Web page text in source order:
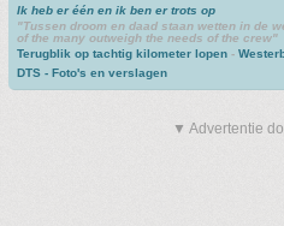
Ik heb er één en ik ben er trots op
"Tussen droom en daad staan wetten in de
of the many outweigh the needs of the crew"
Terugblik op tachtig kilometer lopen -
DTS - Foto's en verslagen
▼ Advertentie